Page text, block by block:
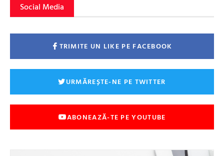
Social Media
TRIMITE UN LIKE PE FACEBOOK
URMĂREȘTE-NE PE TWITTER
ABONEAZĂ-TE PE YOUTUBE